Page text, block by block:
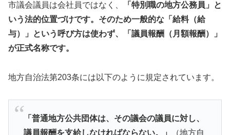
市議会議員は会社員ではなく、
「特別職の地方公務員」と
いう法的位置づけです。そのため一般的な「給料（給
与）」という呼び方は使わず、「議員報酬（月額報酬）」
が正式名称です。
地方自治法第203条には以下のように規定されています。
「普通地方公共団体は、その議会の議員に対し、
議員報酬を支給しなければならない。」
（地方自